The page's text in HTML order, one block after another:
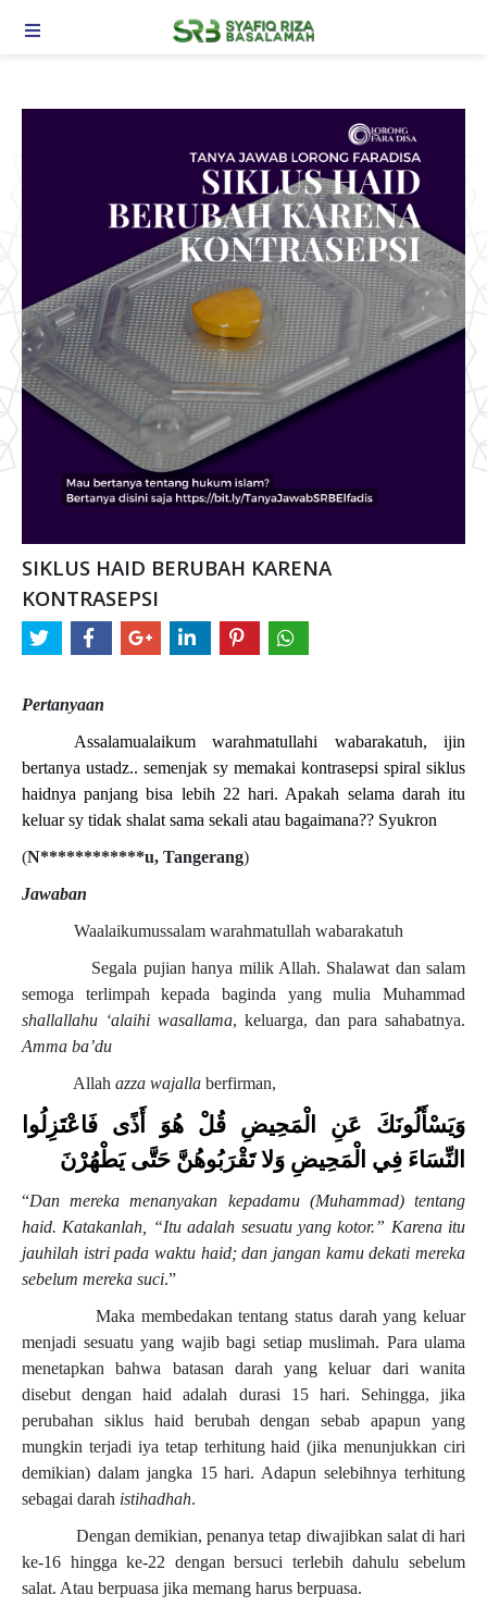
TOGGLE NAVIGATION
SIKLUS HAID BERUBAH KARENA
KONTRASEPSI
Pertanyaan
Assalamualaikum warahmatullahi wabarakatuh, ijin
bertanya ustadz.. semenjak sy memakai kontrasepsi spiral siklus
haidnya panjang bisa lebih 22 hari. Apakah selama darah itu
keluar sy tidak shalat sama sekali atau bagaimana?? Syukron
(N************u, Tangerang)
Jawaban
Waalaikumussalam warahmatullah wabarakatuh
Segala pujian hanya milik Allah. Shalawat dan salam
semoga terlimpah kepada baginda yang mulia Muhammad
shallallahu ‘alaihi wasallama, keluarga, dan para sahabatnya.
Amma ba’du
Allah azza wajalla berfirman,
وَيَسْأَلُونَكَ عَنِ الْمَحِيضِ قُلْ هُوَ أَذًى فَاعْتَزِلُوا
النِّسَاءَ فِي الْمَحِيضِ وَلا تَقْرَبُوهُنَّ حَتَّى يَطْهُرْنَ
“Dan mereka menanyakan kepadamu (Muhammad) tentang
haid. Katakanlah, “Itu adalah sesuatu yang kotor.” Karena itu
jauhilah istri pada waktu haid; dan jangan kamu dekati mereka
sebelum mereka suci.”
Maka membedakan tentang status darah yang keluar
menjadi sesuatu yang wajib bagi setiap muslimah. Para ulama
menetapkan bahwa batasan darah yang keluar dari wanita
disebut dengan haid adalah durasi 15 hari. Sehingga, jika
perubahan siklus haid berubah dengan sebab apapun yang
mungkin terjadi iya tetap terhitung haid (jika menunjukkan ciri
demikian) dalam jangka 15 hari. Adapun selebihnya terhitung
sebagai darah istihadhah.
Dengan demikian, penanya tetap diwajibkan salat di hari
ke-16 hingga ke-22 dengan bersuci terlebih dahulu sebelum
salat. Atau berpuasa jika memang harus berpuasa.